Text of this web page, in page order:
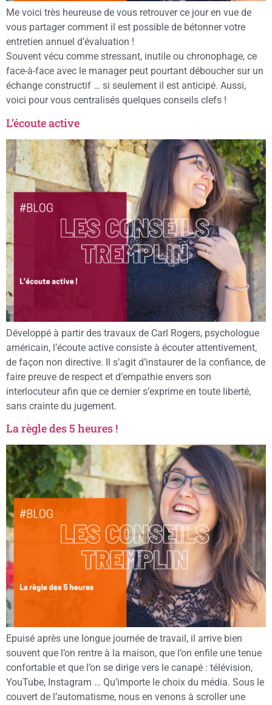
Me voici très heureuse de vous retrouver ce jour en vue de
vous partager comment il est possible de bétonner votre
entretien annuel d’évaluation !
Souvent vécu comme stressant, inutile ou chronophage, ce
face-à-face avec le manager peut pourtant déboucher sur un
échange constructif … si seulement il est anticipé. Aussi,
voici pour vous centralisés quelques conseils clefs !
L’écoute active
Développé à partir des travaux de Carl Rogers, psychologue
américain, l’écoute active consiste à écouter attentivement,
de façon non directive. Il s’agit d’instaurer de la confiance, de
faire preuve de respect et d’empathie envers son
interlocuteur afin que ce dernier s’exprime en toute liberté,
sans crainte du jugement.
La règle des 5 heures !
Epuisé après une longue journée de travail, il arrive bien
souvent que l’on rentre à la maison, que l’on enfile une tenue
confortable et que l’on se dirige vers le canapé : télévision,
YouTube, Instagram … Qu’importe le choix du média. Sous le
couvert de l’automatisme, nous en venons à scroller une